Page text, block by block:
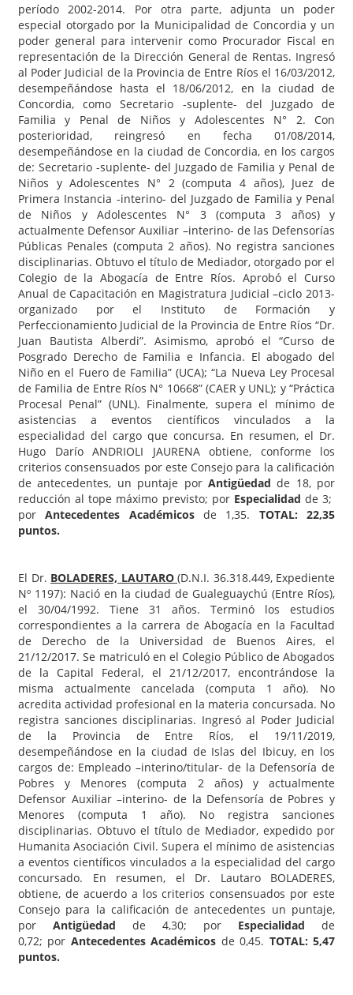
período 2002-2014. Por otra parte, adjunta un poder
especial otorgado por la Municipalidad de Concordia y un
poder general para intervenir como Procurador Fiscal en
representación de la Dirección General de Rentas. Ingresó
al Poder Judicial de la Provincia de Entre Ríos el 16/03/2012,
desempeñándose hasta el 18/06/2012, en la ciudad de
Concordia, como Secretario -suplente- del Juzgado de
Familia y Penal de Niños y Adolescentes N° 2. Con
posterioridad, reingresó en fecha 01/08/2014,
desempeñándose en la ciudad de Concordia, en los cargos
de: Secretario -suplente- del Juzgado de Familia y Penal de
Niños y Adolescentes N° 2 (computa 4 años), Juez de
Primera Instancia -interino- del Juzgado de Familia y Penal
de Niños y Adolescentes N° 3 (computa 3 años) y
actualmente Defensor Auxiliar –interino- de las Defensorías
Públicas Penales (computa 2 años). No registra sanciones
disciplinarias. Obtuvo el título de Mediador, otorgado por el
Colegio de la Abogacía de Entre Ríos. Aprobó el Curso
Anual de Capacitación en Magistratura Judicial –ciclo 2013-
organizado por el Instituto de Formación y
Perfeccionamiento Judicial de la Provincia de Entre Ríos “Dr.
Juan Bautista Alberdi”. Asimismo, aprobó el “Curso de
Posgrado Derecho de Familia e Infancia. El abogado del
Niño en el Fuero de Familia” (UCA); “La Nueva Ley Procesal
de Familia de Entre Ríos N° 10668” (CAER y UNL); y “Práctica
Procesal Penal” (UNL). Finalmente, supera el mínimo de
asistencias a eventos científicos vinculados a la
especialidad del cargo que concursa. En resumen, el Dr.
Hugo Darío ANDRIOLI JAURENA obtiene, conforme los
criterios consensuados por este Consejo para la calificación
de antecedentes, un puntaje por Antigüedad de 18, por
reducción al tope máximo previsto; por Especialidad de 3;
porAntecedentes Académicosde 1,35. TOTAL: 22,35
puntos.
El Dr. BOLADERES, LAUTARO (D.N.I. 36.318.449, Expediente
Nº 1197): Nació en la ciudad de Gualeguaychú (Entre Ríos),
el 30/04/1992. Tiene 31 años. Terminó los estudios
correspondientes a la carrera de Abogacía en la Facultad
de Derecho de la Universidad de Buenos Aires, el
21/12/2017. Se matriculó en el Colegio Público de Abogados
de la Capital Federal, el 21/12/2017, encontrándose la
misma actualmente cancelada (computa 1 año). No
acredita actividad profesional en la materia concursada. No
registra sanciones disciplinarias. Ingresó al Poder Judicial
de la Provincia de Entre Ríos, el 19/11/2019,
desempeñándose en la ciudad de Islas del Ibicuy, en los
cargos de: Empleado –interino/titular- de la Defensoría de
Pobres y Menores (computa 2 años) y actualmente
Defensor Auxiliar –interino- de la Defensoría de Pobres y
Menores (computa 1 año). No registra sanciones
disciplinarias. Obtuvo el título de Mediador, expedido por
Humanita Asociación Civil. Supera el mínimo de asistencias
a eventos científicos vinculados a la especialidad del cargo
concursado. En resumen, el Dr. Lautaro BOLADERES,
obtiene, de acuerdo a los criterios consensuados por este
Consejo para la calificación de antecedentes un puntaje,
por Antigüedad de 4,30; por Especialidad de
0,72; por Antecedentes Académicos de 0,45. TOTAL: 5,47
puntos.